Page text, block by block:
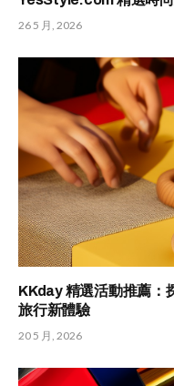
26 5 月, 2026
KKday 精選活動推薦：
旅行新體驗
20 5 月, 2026